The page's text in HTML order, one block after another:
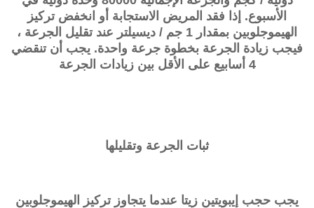
الأسبوع. إذا فقد المريض الاستجابة أو انخفض تركيز
الهيموجلوبين بمقدار 1 جم / ديسيلتر عند تقليل الجرعة ،
فيجب زيادة الجرعة بخطوة جرعة واحدة. يجب أن تنقضي
4 أسابيع على الأقل بين زيادات الجرعة
ثبات الجرعة وتقليلها
يجب حجب إيبويتين زيتا عندما يتجاوز تركيز الهيموجلوبين